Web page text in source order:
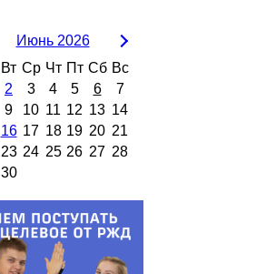
Июнь 2026
Вт Ср Чт Пт Сб Вс
2 3 4 5 6
7
9 10 11 12 13 14
16 17 18 19 20 21
23 24 25 26 27 28
30